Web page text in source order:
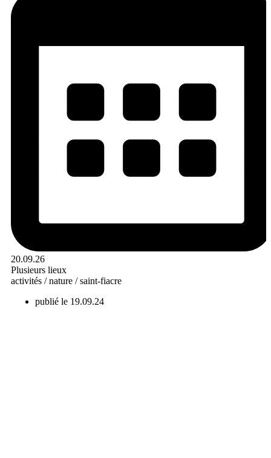
20.09.26
Plusieurs lieux
activités /nature /saint-fiacre
publié le 19.09.24